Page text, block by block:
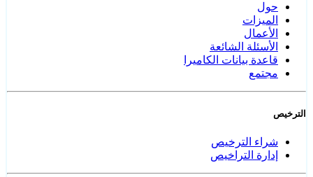
حول
الميزات
الأعمال
الأسئلة الشائعة
قاعدة بيانات الكاميرا
مجتمع
الترخيص
شراء الترخيص
إدارة التراخيص